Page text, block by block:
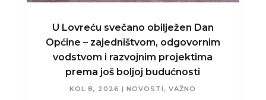
U Lovreću svečano obilježen Dan
Općine – zajedništvom, odgovornim
vodstvom i razvojnim projektima
prema još boljoj budućnosti
KOL 8, 2026 |NOVOSTI,VAŽNO